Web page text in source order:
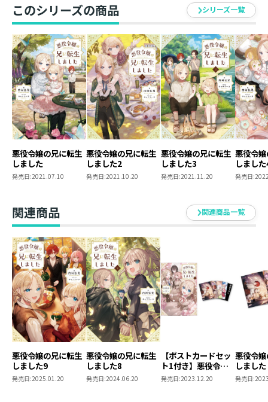
事にはじまる……と安心したのも束の間、まだ見ぬ攻略
対象の一人、同級生魔導士ルート攻略対象【ラトゥー
ル】と遭遇。 彼は、ゲームでは「学園に馴染めず、唯一
優しいヒロインに恋に落ち、想いのあまり放った精神支
配魔法を誤って悪役令嬢ディアーナにあてる」設定。当
然、兄は巻き込まれ事故阻止に動き始める。まずはその
交友関係を広げようと、髪を整え瓶底メガネを変え好青
年にイメチェン。魔法の勉強会で友達作りのお手伝い。
徐々に効果が出てきたようだが？ ゲームが始まったっ
て兄は妹の破滅フラグを回避するだけ！ フルラブ・フ
ァンタジー第７巻！
書き下ろし番外編3本＆描き下ろし漫画を豪華収録！
内河弘児
本作でデビュー。
最近、電子書籍リーダーを購入しました。電子ペーパー
方式なので白黒オンリーですが、画面が広いためスマホ
で読むより快適です。
専用端末なのでページ送りもストレスがないし電池の持
ちも良くって最高です！
あとは、科学の進歩で紙の本と電子書籍でしおりの共有
が出来る様になれば完璧ですよね。
未来を信じて！
キャナリーヌ
7巻発売おめでとうございます！
このシリーズの商品 シリーズ一覧
悪役令嬢の兄に転生
しました
発売日:2021.07.10
悪役令嬢の兄に転生
しました2
発売日:2021.10.20
悪役令嬢の兄に転生
しました3
発売日:2021.11.20
悪役令
しまし
発売日:
関連商品 関連商品一覧
悪役令嬢の兄に転生
しました9
発売日:2025.01.20
悪役令嬢の兄に転生
しました8
発売日:2024.06.20
【ポストカードセッ
ト1付き】悪役令嬢
の兄に転生しました
発売日:2023.12.20
悪役令
しまし
ードセ
発売日: